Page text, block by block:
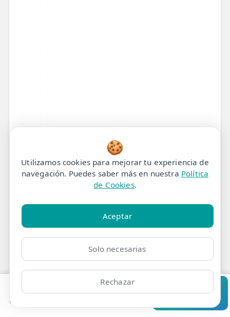
Clínicas
¿Tu Mandíbula Te Pide
Ayuda a Gritos? Descubre
el Alivio Duradero con la
Fisioterapia Especializada
¿Sientes un "clic" cada vez que abres la
Pedir cita Consultar
🍪
Utilizamos cookies para mejorar tu experiencia de
navegación. Puedes saber más en nuestra Política
de Cookies.
Aceptar
Solo necesarias
Rechazar